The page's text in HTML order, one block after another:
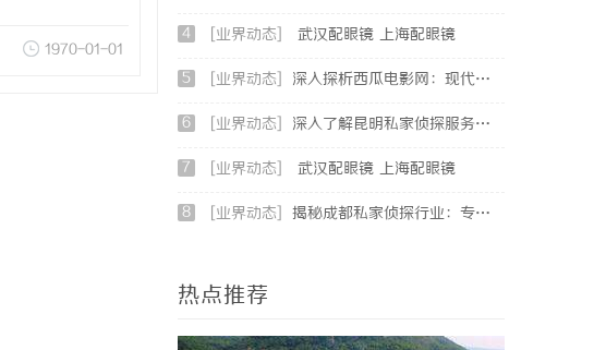
1970-01-01
4 [业界动态] 武汉配眼镜 上海配眼镜
5 [业界动态] 深入探析西瓜电影网：现代影视资源平台的变革与机遇
6 [业界动态] 深入了解昆明私家侦探服务的重要性与选择指南
7 [业界动态] 武汉配眼镜 上海配眼镜
8 [业界动态] 揭秘成都私家侦探行业：专业服务与法律边界详解
热点推荐